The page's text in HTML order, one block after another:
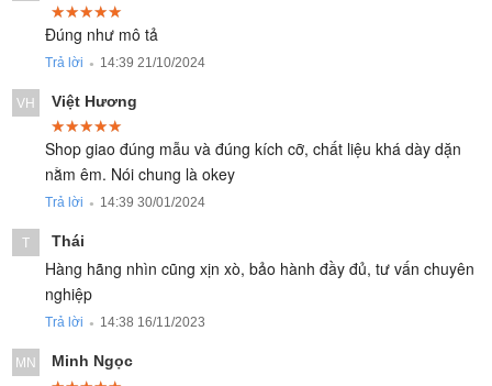
★★★★★
★★★★★
★★★★★
Đúng như mô tả
Trả lời ● 14:39 21/10/2024
VH Việt Hương
★★★★★
★★★★★
★★★★★
Shop giao đúng mẫu và đúng kích cỡ, chất liệu khá dày dặn
nằm êm. Nói chung là okey
Trả lời ● 14:39 30/01/2024
T Thái
Hàng hãng nhìn cũng xịn xò, bảo hành đầy đủ, tư vấn chuyên
nghiệp
Trả lời ● 14:38 16/11/2023
MN Minh Ngọc